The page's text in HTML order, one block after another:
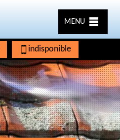
MENU
indisponible